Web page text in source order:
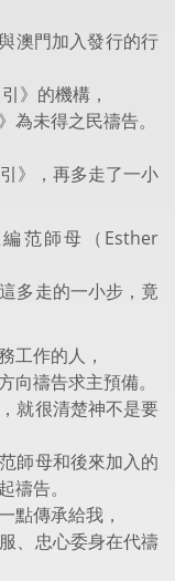
澳門加入發行的行
》的機構，
為未得之民禱告。
》，再多走了一小
范師母（Esther
多走的一小步，竟
工作的人，
禱告求主預備。
就很清楚神不是要
師母和後來加入的
禱告。
點傳承給我，
、忠心委身在代禱